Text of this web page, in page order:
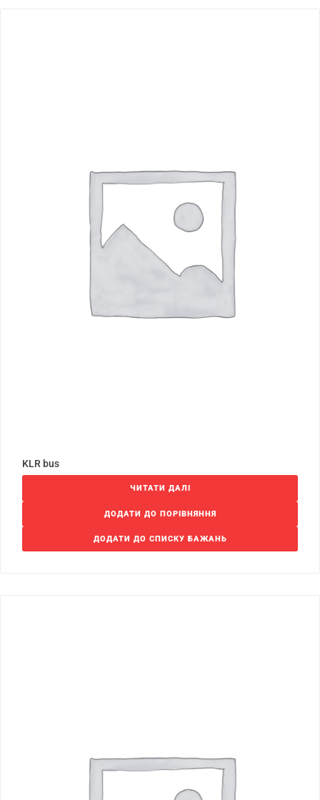
KLR bus
ЧИТАТИ ДАЛІ
ДОДАТИ ДО ПОРІВНЯННЯ
ДОДАТИ ДО СПИСКУ БАЖАНЬ